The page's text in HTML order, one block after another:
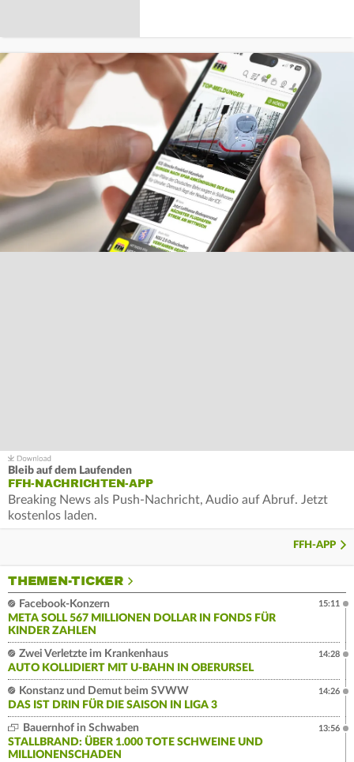
Bleib auf dem Laufenden
FFH-NACHRICHTEN-APP
Breaking News als Push-Nachricht, Audio auf Abruf. Jetzt
kostenlos laden.
FFH-APP
THEMEN-TICKER
Facebook-Konzern
META SOLL 567 MILLIONEN DOLLAR IN FONDS FÜR
KINDER ZAHLEN
15:11
Zwei Verletzte im Krankenhaus
AUTO KOLLIDIERT MIT U-BAHN IN OBERURSEL
14:28
Konstanz und Demut beim SVWW
DAS IST DRIN FÜR DIE SAISON IN LIGA 3
14:26
Bauernhof in Schwaben
STALLBRAND: ÜBER 1.000 TOTE SCHWEINE UND
MILLIONENSCHADEN
13:56